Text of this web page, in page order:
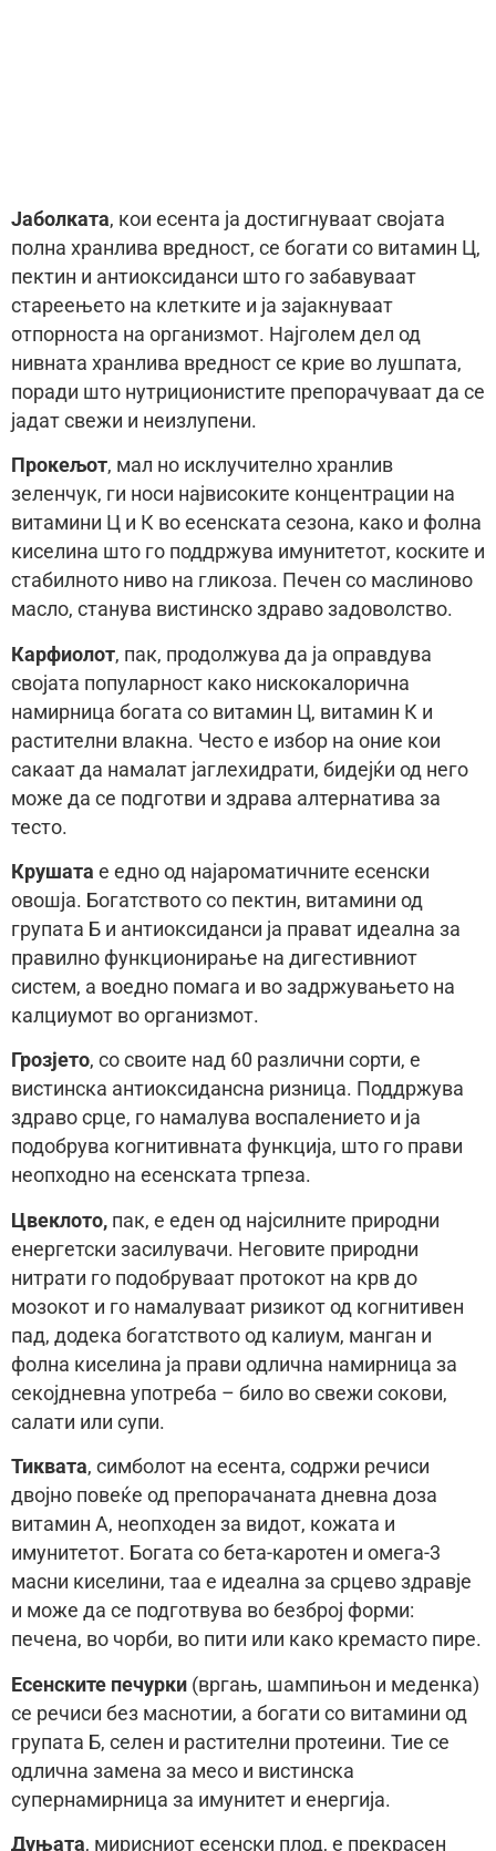
Јаболката, кои есента ја достигнуваат својата
полна хранлива вредност, се богати со витамин Ц,
пектин и антиоксиданси што го забавуваат
стареењето на клетките и ја зајакнуваат
отпорноста на организмот. Најголем дел од
нивната хранлива вредност се крие во лушпата,
поради што нутриционистите препорачуваат да се
јадат свежи и неизлупени.
Прокељот, мал но исклучително хранлив
зеленчук, ги носи највисоките концентрации на
витамини Ц и К во есенската сезона, како и фолна
киселина што го поддржува имунитетот, коските и
стабилното ниво на гликоза. Печен со маслиново
масло, станува вистинско здраво задоволство.
Карфиолот, пак, продолжува да ја оправдува
својата популарност како нискокалорична
намирница богата со витамин Ц, витамин К и
растителни влакна. Често е избор на оние кои
сакаат да намалат јаглехидрати, бидејќи од него
може да се подготви и здрава алтернатива за
тесто.
Крушата е едно од најароматичните есенски
овошја. Богатството со пектин, витамини од
групата Б и антиоксиданси ја прават идеална за
правилно функционирање на дигестивниот
систем, а воедно помага и во задржувањето на
калциумот во организмот.
Грозјето, со своите над 60 различни сорти, е
вистинска антиоксидансна ризница. Поддржува
здраво срце, го намалува воспалението и ја
подобрува когнитивната функција, што го прави
неопходно на есенската трпеза.
Цвеклото, пак, е еден од најсилните природни
енергетски засилувачи. Неговите природни
нитрати го подобруваат протокот на крв до
мозокот и го намалуваат ризикот од когнитивен
пад, додека богатството од калиум, манган и
фолна киселина ја прави одлична намирница за
секојдневна употреба – било во свежи сокови,
салати или супи.
Тиквата, симболот на есента, содржи речиси
двојно повеќе од препорачаната дневна доза
витамин А, неопходен за видот, кожата и
имунитетот. Богата со бета-каротен и омега-3
масни киселини, таа е идеална за срцево здравје
и може да се подготвува во безброј форми:
печена, во чорби, во пити или како кремасто пире.
Есенските печурки (вргањ, шампињон и меденка)
се речиси без маснотии, а богати со витамини од
групата Б, селен и растителни протеини. Тие се
одлична замена за месо и вистинска
супернамирница за имунитет и енергија.
Дуњата, мирисниот есенски плод, е прекрасен